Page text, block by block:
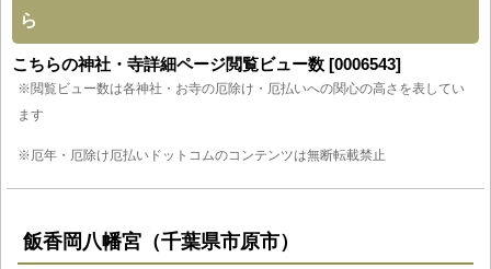
ら
こちらの神社・寺詳細ページ閲覧ビュー数 [0006543]
※閲覧ビュー数は各神社・お寺の厄除け・厄払いへの関心の高さを表してい
ます
※厄年・厄除け厄払いドットコムのコンテンツは無断転載禁止
飯香岡八幡宮（千葉県市原市）